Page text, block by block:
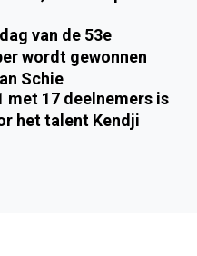
van de 53e
wordt gewonnen
Schie
met 17 deelnemers is
het talent Kendji